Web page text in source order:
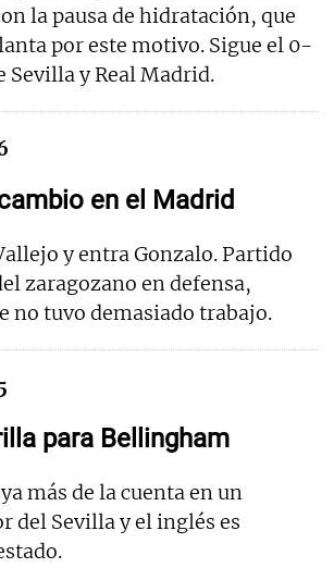
la pausa de hidratación, que
por este motivo. Sigue el 0-
Sevilla y Real Madrid.
en el Madrid
y entra Gonzalo. Partido
zaragozano en defensa,
no tuvo demasiado trabajo.
para Bellingham
más de la cuenta en un
del Sevilla y el inglés es